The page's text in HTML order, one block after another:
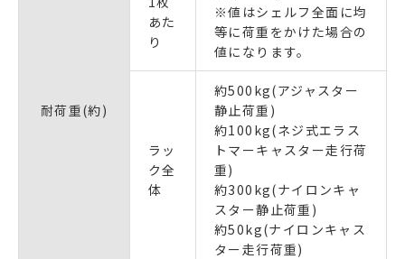
耐荷重(約)
あた
り
※値はシェルフ全面に均
等に荷重をかけた場合の
値になります。
ラッ
ク全
体
約500kg(アジャスター
静止荷重)
約100kg(ネジ式エラス
トマーキャスター走行荷
重)
約300kg(ナイロンキャ
スター静止荷重)
約50kg(ナイロンキャス
ター走行荷重)